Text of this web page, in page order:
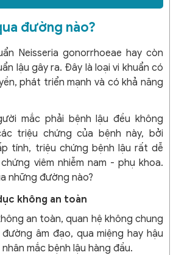
đường nào?
Neisseria gonorrhoeae hay còn
lậu gây ra. Đây là loại vi khuẩn có
phát triển mạnh và có khả năng
mắc phải bệnh lậu đều không
triệu chứng của bệnh này, bởi
tính, triệu chứng bệnh lậu rất dễ
viêm nhiễm nam - phụ khoa.
những đường nào?
không an toàn
an toàn, quan hệ không chung
âm đạo, qua miệng hay hậu
mắc bệnh lậu hàng đầu.